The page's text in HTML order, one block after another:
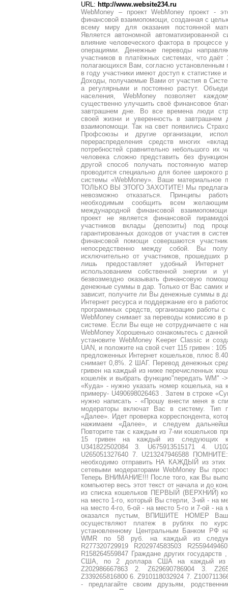
URL: http://www.website234.ru
WebMoney – проект WebMoney проект -
финансовой взаимопомощи, созданная с
всему миру для оказания постоянной
Является автономной
влияние человеческого фактора в
операциями. Денежные переводы
участников в платёжных системах, что даёт
полагающихся Вам, согласно установленным
в году участники имеют доступ к
Доходы, получаемые Вами от участия в
а регулярными и постоянно растут.
населения, WebMoney позволяет
существенно улучшить своё финансовое
завтрашнем дне. Во все времена люди
своей жизни и уверенность в завтрашнем
взаимопомощи. Так на свет появились
Профсоюзы и другие организации,
перераспределения средств многих
потребностей сравнительно небольшого их
человека сложно представить без
другой способ получать постоянную
проводится специально для более широкого
системы «WebMoney». Ваше материальное
ТОЛЬКО ВЫ ЭТОГО ЗАХОТИТЕ! Мы предлагаем
невозможно отказаться. Принципы
необходимым сообщить всем
международной финансовой
проект не является финансовой
участников вклады (депозиты) под
гарантированных доходов от участия в
финансовой помощи совершаются
непосредственно между собой. Вы
исключительно от участников, прошедших
лишь предоставляет удобный
использованием собственной энергии и
безвозмездно оказывать финансовую
денежные суммы в дар. Только от Вас самих
зависит, получите ли Вы денежные суммы в
Интернет ресурса и поддержание его в
программных средств, организацию работы
WebMoney снимает за переводы комиссию в
системе. Если Вы еще не сотрудничаете с
WebMoney Хорошенько ознакомьтесь с
установите WebMoney Keeper Classic и
UAN, и положите на свой счет 115 гривен :
предложенных Интернет кошельков, плюс
снимает 0,8%. 2 ШАГ. Перевод денежных
гривен на каждый из ниже перечисленных
кошелёк и выбрать функцию"передать WM"
«Куда» - нужно указать номер кошелька, на
примеру- U490698026463 . Затем в строке
нужно написать - «Прошу внести меня в
модераторы включат Вас в систему. Тип
«Далее». Идет проверка корреспондента,
нажимаем «Далее», и следуем
Повторите так с каждым из 7-ми кошельков
15 гривен на каждый из следующих
U341822502084 3. U675913515171 4.
U265051327640 7. U213247946588
необходимо отправить НА КАЖДЫЙ из этих
сетевыми модераторами WebMoney Вы
Теперь ВНИМАНИЕ!!! После того, как Вы
компьютер весь этот текст от начала и до
из списка кошельков ПЕРВЫЙ (ВЕРХНИЙ)
на место 1-го, который Вы стерли, 3-ий - на
на место 4-го, 6-ой - на место 5-го и 7-ой -
оказался пустым, ВПИШИТЕ НОМЕР
осуществляют платеж в рублях по
установленному Центральным Банком РФ
WMR по 58 руб. на каждый из
R277320729919 R202974583503
R158264559847 Граждане других
США, по 2 доллара США на каждый из
Z202986667863 2. Z629690786904 3.
Z339265816800 6. Z910118032924 7.
- предлагайте своим друзьям,